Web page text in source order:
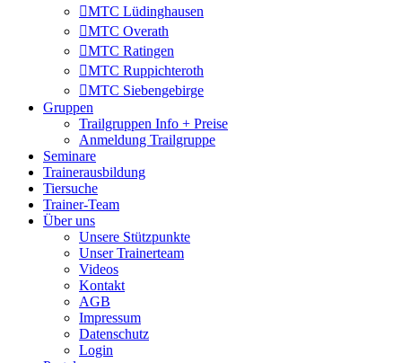
MTC Lüdinghausen
MTC Overath
MTC Ratingen
MTC Ruppichteroth
MTC Siebengebirge
Gruppen
Trailgruppen Info + Preise
Anmeldung Trailgruppe
Seminare
Trainerausbildung
Tiersuche
Trainer-Team
Über uns
Unsere Stützpunkte
Unser Trainerteam
Videos
Kontakt
AGB
Impressum
Datenschutz
Login